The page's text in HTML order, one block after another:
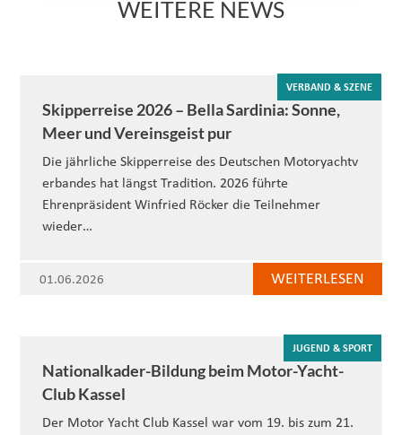
WEITERE NEWS
Skipperreise 2026 – Bella Sardinia: Sonne,
Meer und Vereinsgeist pur
Die jährliche Skipperreise des Deutschen Motoryachtv
erbandes hat längst Tradition. 2026 führte
Ehrenpräsident Winfried Röcker die Teilnehmer
wieder…
01.06.2026 WEITERLESEN
VERBAND & SZENE
Nationalkader-Bildung beim Motor-Yacht-
Club Kassel
Der Motor Yacht Club Kassel war vom 19. bis zum 21.
JUGEND & SPORT